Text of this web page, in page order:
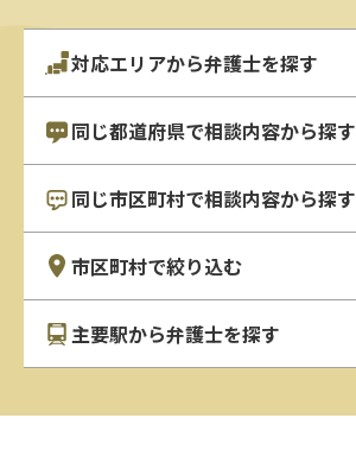
対応エリアから弁護士を探す
同じ都道府県で相談内容から探す
同じ市区町村で相談内容から探す
市区町村で絞り込む
主要駅から弁護士を探す